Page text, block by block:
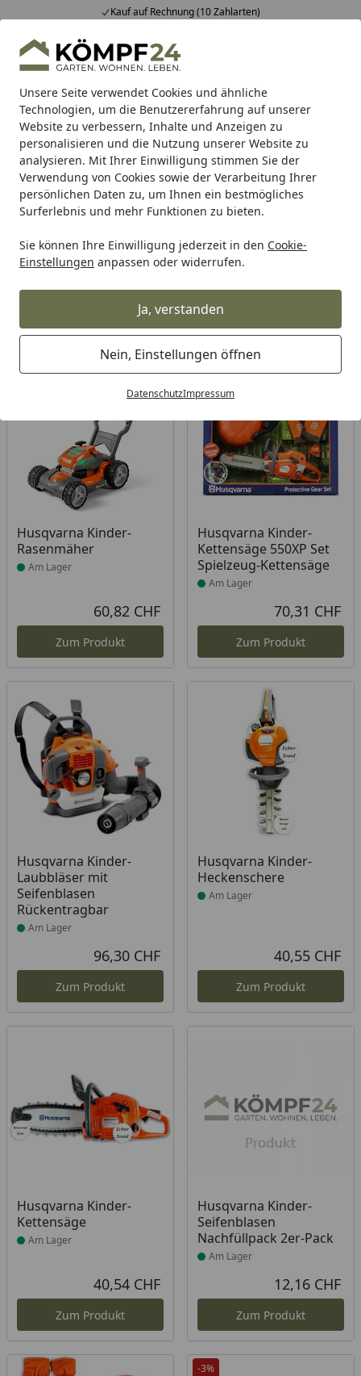
Unsere Seite verwendet Cookies und ähnliche
Technologien, um die Benutzererfahrung auf unserer
Website zu verbessern, Inhalte und Anzeigen zu
personalisieren und die Nutzung unserer Website zu
analysieren. Mit Ihrer Einwilligung stimmen Sie der
Verwendung von Cookies sowie der Verarbeitung Ihrer
persönlichen Daten zu, um Ihnen ein bestmögliches
Surferlebnis und mehr Funktionen zu bieten.
Sie können Ihre Einwilligung jederzeit in den Cookie-
Einstellungen anpassen oder widerrufen.
Ja, verstanden
Nein, Einstellungen öffnen
DatenschutzImpressum
Kauf auf Rechnung (10 Zahlarten)
Alle Produkte
Mein Konto
Suchen
Startseite
Husqvarna Spielzeug
Husqvarna Spielzeug
Ihre Artikelübersicht
Kategorien
Filter / Sortierung
11 Artikel gefunden
Husqvarna Kinder-
Rasenmäher
Produkt am Lager
Am Lager
60,82 CHF
Zum Produkt
Husqvarna Kinder-
Kettensäge 550XP Set
Spielzeug-Kettensäge
Produkt am Lager
Am Lager
70,31 CHF
Zum Produkt
Husqvarna Kinder-
Laubbläser mit
Seifenblasen
Rückentragbar
Produkt am Lager
Am Lager
96,30 CHF
Zum Produkt
Husqvarna Kinder-
Heckenschere
Produkt am Lager
Am Lager
40,55 CHF
Zum Produkt
Husqvarna Kinder-
Kettensäge
Produkt am Lager
Am Lager
40,54 CHF
Zum Produkt
Husqvarna Kinder-
Seifenblasen
Nachfüllpack 2er-Pack
Produkt am Lager
Am Lager
12,16 CHF
Zum Produkt
-3%